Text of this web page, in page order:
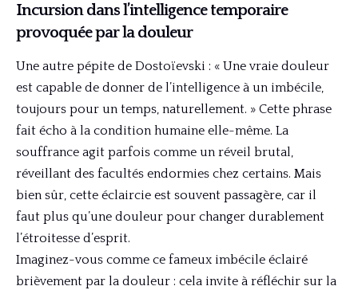
Incursion dans l’intelligence temporaire
provoquée par la douleur
Une autre pépite de Dostoïevski : « Une vraie douleur
est capable de donner de l’intelligence à un imbécile,
toujours pour un temps, naturellement. » Cette phrase
fait écho à la condition humaine elle-même. La
souffrance agit parfois comme un réveil brutal,
réveillant des facultés endormies chez certains. Mais
bien sûr, cette éclaircie est souvent passagère, car il
faut plus qu’une douleur pour changer durablement
l’étroitesse d’esprit.
Imaginez-vous comme ce fameux imbécile éclairé
brièvement par la douleur : cela invite à réfléchir sur la